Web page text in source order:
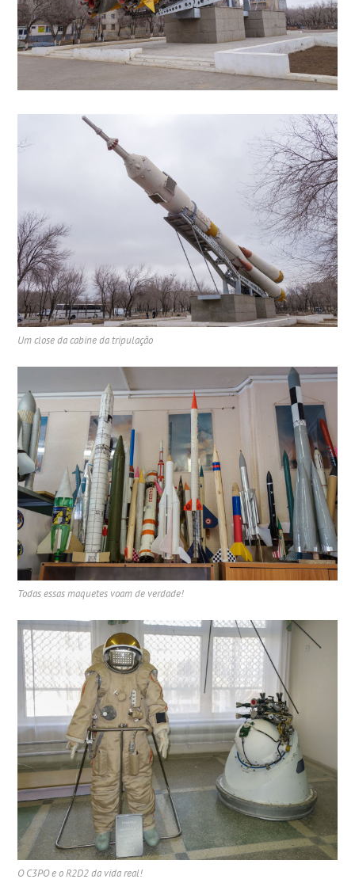
Um close da cabine da tripulação
Todas essas maquetes voam de verdade!
O C3PO e o R2D2 da vida real!